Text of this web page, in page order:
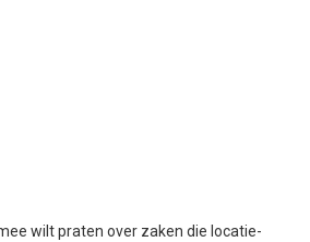
wilt praten over zaken die locatie-